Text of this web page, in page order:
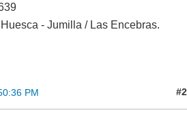
- Jumilla / Las Encebras.
PM #2